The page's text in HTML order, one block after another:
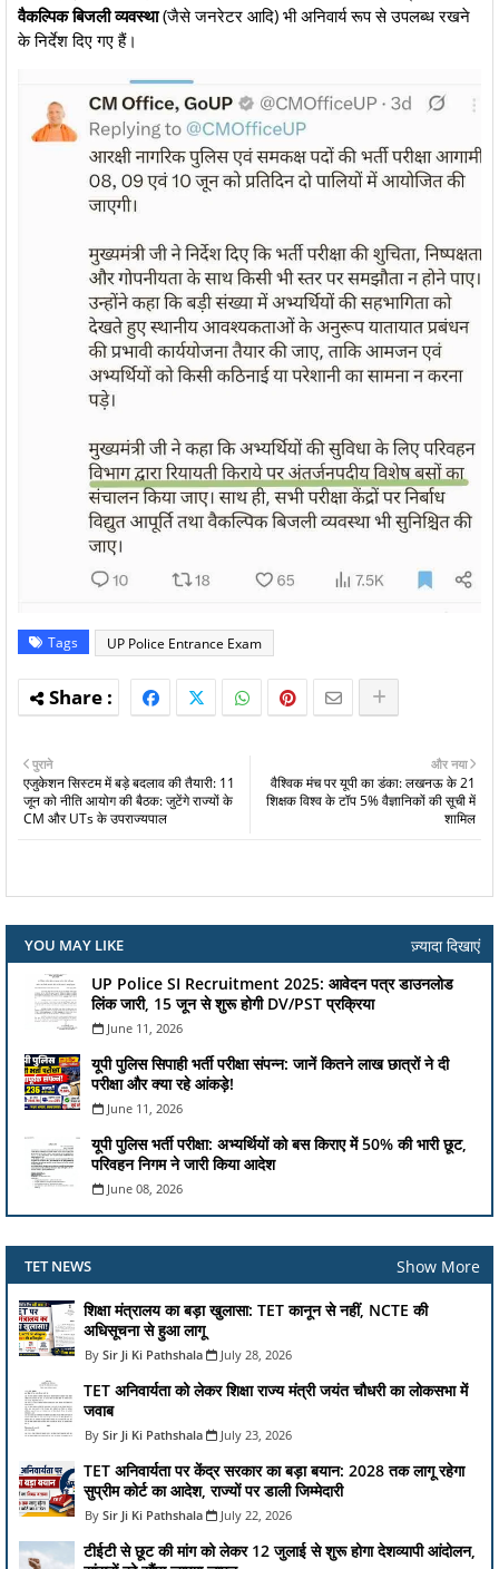
वैकल्पिक बिजली व्यवस्था(जैसे जनरेटर आदि) भी अनिवार्य रूप से उपलब्ध रखने
के निर्देश दिए गए हैं।
Tags UP Police Entrance Exam
और नया
वैश्विक मंच पर यूपी का डंका: लखनऊ के 21
शिक्षक विश्व के टॉप 5% वैज्ञानिकों की सूची में
शामिल
पुराने
एजुकेशन सिस्टम में बड़े बदलाव की तैयारी: 11
जून को नीति आयोग की बैठक: जुटेंगे राज्यों के
CM और UTs के उपराज्यपाल
YOU MAY LIKE
ज़्यादा दिखाएं
UP Police SI Recruitment 2025: आवेदन पत्र डाउनलोड
लिंक जारी, 15 जून से शुरू होगी DV/PST प्रक्रिया
June 11, 2026
यूपी पुलिस सिपाही भर्ती परीक्षा संपन्न: जानें कितने लाख छात्रों ने दी
परीक्षा और क्या रहे आंकड़े!
June 11, 2026
यूपी पुलिस भर्ती परीक्षा: अभ्यर्थियों को बस किराए में 50% की भारी छूट,
परिवहन निगम ने जारी किया आदेश
June 08, 2026
TET NEWS Show More
शिक्षा मंत्रालय का बड़ा खुलासा: TET कानून से नहीं, NCTE की
अधिसूचना से हुआ लागू
Sir Ji Ki Pathshala July 28, 2026
TET अनिवार्यता को लेकर शिक्षा राज्य मंत्री जयंत चौधरी का लोकसभा में
जवाब
Sir Ji Ki Pathshala July 23, 2026
TET अनिवार्यता पर केंद्र सरकार का बड़ा बयान: 2028 तक लागू रहेगा
सुप्रीम कोर्ट का आदेश, राज्यों पर डाली जिम्मेदारी
Sir Ji Ki Pathshala July 22, 2026
टीईटी से छूट की मांग को लेकर 12 जुलाई से शुरू होगा देशव्यापी आंदोलन,